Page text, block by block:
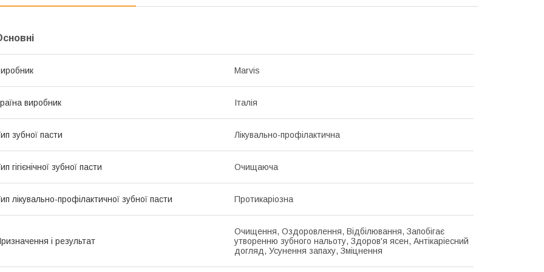
Marvis
виробник Італія
зубної пасти Лікувально-профілактична
гігієнічної зубної пасти Очищаюча
лікувально-профілактичної зубної пасти Протикаріозна
і результат
Очищення, Оздоровлення, Відбілювання, Запобігає
утворенню зубного нальоту, Здоров'я ясен, Антікаріесний
догляд, Усунення запаху, Зміцнення